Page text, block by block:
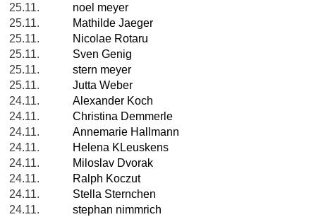
25.11.
noel meyer
25.11.
Mathilde Jaeger
25.11.
Nicolae Rotaru
25.11.
Sven Genig
25.11.
stern meyer
25.11.
Jutta Weber
24.11.
Alexander Koch
24.11.
Christina Demmerle
24.11.
Annemarie Hallmann
24.11.
Helena KLeuskens
24.11.
Miloslav Dvorak
24.11.
Ralph Koczut
24.11.
Stella Sternchen
24.11.
stephan nimmrich